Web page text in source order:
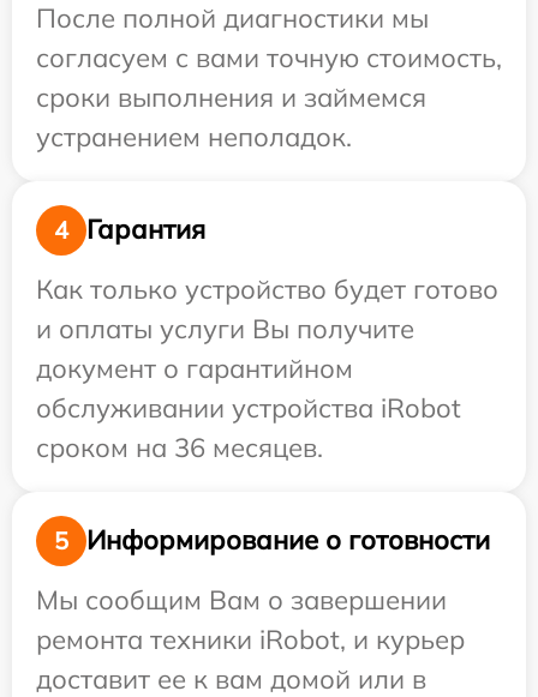
После полной диагностики мы
согласуем с вами точную стоимость,
сроки выполнения и займемся
устранением неполадок.
4
Гарантия
Как только устройство будет готово
и оплаты услуги Вы получите
документ о гарантийном
обслуживании устройства iRobot
сроком на 36 месяцев.
5
Информирование о готовности
Мы сообщим Вам о завершении
ремонта техники iRobot, и курьер
доставит ее к вам домой или в